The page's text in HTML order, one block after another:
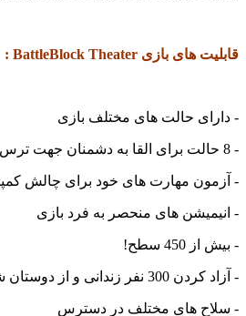
قابلیت های بازی BattleBlock Theater :
- دارای حالت های مختلف بازی
- 8 حالت برای القا به دشمنان جهت ترس از شما
- آزمون مهارت های خود برای چالش
- انیمیشن های منحصر به فرد بازی
- بیش از 450 سطح!
- آزاد کردن 300 نفر زندانی و از دوستان شما
- سلاح های مختلف در دسترس